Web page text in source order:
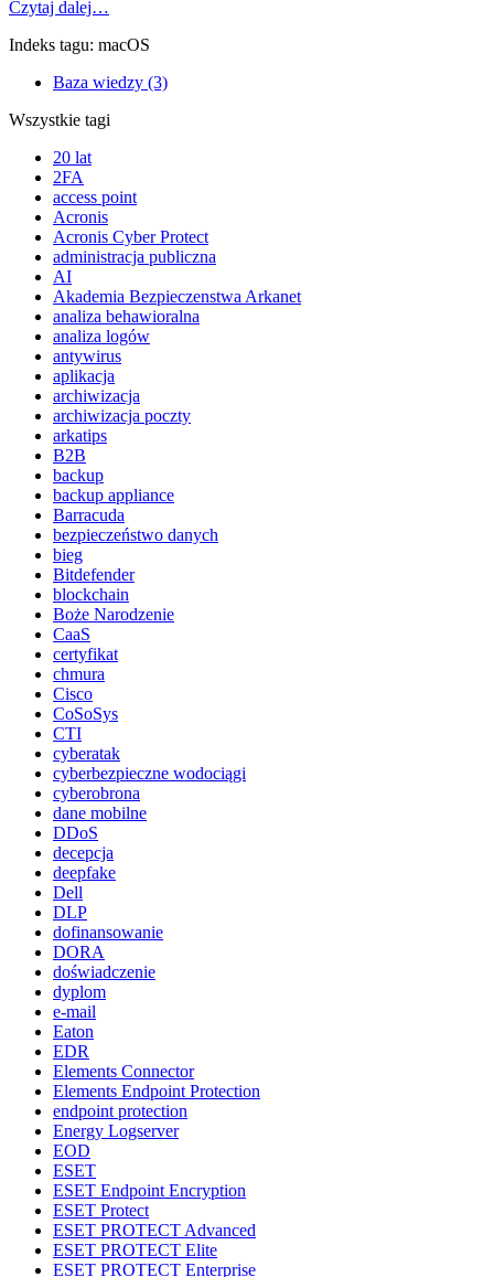
Czytaj dalej…
Indeks tagu: macOS
Baza wiedzy (3)
Wszystkie tagi
20 lat
2FA
access point
Acronis
Acronis Cyber Protect
administracja publiczna
AI
Akademia Bezpieczenstwa Arkanet
analiza behawioralna
analiza logów
antywirus
aplikacja
archiwizacja
archiwizacja poczty
arkatips
B2B
backup
backup appliance
Barracuda
bezpieczeństwo danych
bieg
Bitdefender
blockchain
Boże Narodzenie
CaaS
certyfikat
chmura
Cisco
CoSoSys
CTI
cyberatak
cyberbezpieczne wodociągi
cyberobrona
dane mobilne
DDoS
decepcja
deepfake
Dell
DLP
dofinansowanie
DORA
doświadczenie
dyplom
e-mail
Eaton
EDR
Elements Connector
Elements Endpoint Protection
endpoint protection
Energy Logserver
EOD
ESET
ESET Endpoint Encryption
ESET Protect
ESET PROTECT Advanced
ESET PROTECT Elite
ESET PROTECT Enterprise